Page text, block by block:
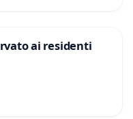
ai residenti